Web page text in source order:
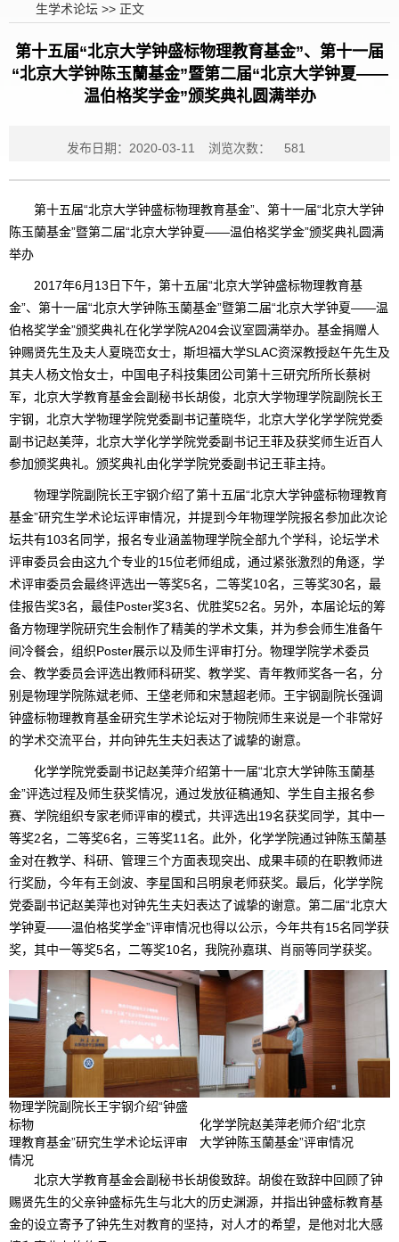
生学术论坛 >> 正文
第十五届“北京大学钟盛标物理教育基金”、第十一届
“北京大学钟陈玉蘭基金”暨第二届“北京大学钟夏——
温伯格奖学金”颁奖典礼圆满举办
发布日期：2020-03-11 浏览次数： 581
第十五届“北京大学钟盛标物理教育基金”、第十一届“北京大学钟
陈玉蘭基金”暨第二届“北京大学钟夏——温伯格奖学金”颁奖典礼圆满
举办
2017年6月13日下午，第十五届“北京大学钟盛标物理教育基
金”、第十一届“北京大学钟陈玉蘭基金”暨第二届“北京大学钟夏——温
伯格奖学金”颁奖典礼在化学学院A204会议室圆满举办。基金捐赠人
钟赐贤先生及夫人夏晓峦女士，斯坦福大学SLAC资深教授赵午先生及
其夫人杨文怡女士，中国电子科技集团公司第十三研究所所长蔡树
军，北京大学教育基金会副秘书长胡俊，北京大学物理学院副院长王
宇钢，北京大学物理学院党委副书记董晓华，北京大学化学学院党委
副书记赵美萍，北京大学化学学院党委副书记王菲及获奖师生近百人
参加颁奖典礼。颁奖典礼由化学学院党委副书记王菲主持。
物理学院副院长王宇钢介绍了第十五届“北京大学钟盛标物理教育
基金”研究生学术论坛评审情况，并提到今年物理学院报名参加此次论
坛共有103名同学，报名专业涵盖物理学院全部九个学科，论坛学术
评审委员会由这九个专业的15位老师组成，通过紧张激烈的角逐，学
术评审委员会最终评选出一等奖5名，二等奖10名，三等奖30名，最
佳报告奖3名，最佳Poster奖3名、优胜奖52名。另外，本届论坛的筹
备方物理学院研究生会制作了精美的学术文集，并为参会师生准备午
间冷餐会，组织Poster展示以及师生评审打分。物理学院学术委员
会、教学委员会评选出教师科研奖、教学奖、青年教师奖各一名，分
别是物理学院陈斌老师、王垡老师和宋慧超老师。王宇钢副院长强调
钟盛标物理教育基金研究生学术论坛对于物院师生来说是一个非常好
的学术交流平台，并向钟先生夫妇表达了诚挚的谢意。
化学学院党委副书记赵美萍介绍第十一届“北京大学钟陈玉蘭基
金”评选过程及师生获奖情况，通过发放征稿通知、学生自主报名参
赛、学院组织专家老师评审的模式，共评选出19名获奖同学，其中一
等奖2名，二等奖6名，三等奖11名。此外，化学学院通过钟陈玉蘭基
金对在教学、科研、管理三个方面表现突出、成果丰硕的在职教师进
行奖励，今年有王剑波、李星国和吕明泉老师获奖。最后，化学学院
党委副书记赵美萍也对钟先生夫妇表达了诚挚的谢意。第二届“北京大
学钟夏——温伯格奖学金”评审情况也得以公示，今年共有15名同学获
奖，其中一等奖5名，二等奖10名，我院孙嘉琪、肖丽等同学获奖。
物理学院副院长王宇钢介绍“钟盛
标物
理教育基金”研究生学术论坛评审
情况
化学学院赵美萍老师介绍“北京
大学钟陈玉蘭基金”评审情况
北京大学教育基金会副秘书长胡俊致辞。胡俊在致辞中回顾了钟
赐贤先生的父亲钟盛标先生与北大的历史渊源，并指出钟盛标教育基
金的设立寄予了钟先生对教育的坚持，对人才的希望，是他对北大感